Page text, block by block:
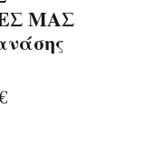
ΜΑΣ
Τιμή